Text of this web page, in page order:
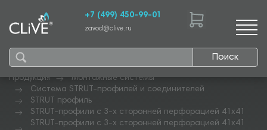
Поиск
+7 (499) 450-99-01
zavod@clive.ru
Продукция
Монтажные системы
Система STRUT-профилей и соединителей
STRUT профиль
STRUT-профили с 3-х сторонней перфорацией 41х41
STRUT-профили с 3-х сторонней перфорацией 41х41